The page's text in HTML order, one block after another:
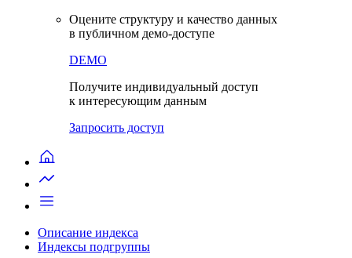
Оцените структуру и качество данных
в публичном демо-доступе
DEMO
Получите индивидуальный доступ
к интересующим данным
Запросить доступ
Описание индекса
Индексы подгруппы